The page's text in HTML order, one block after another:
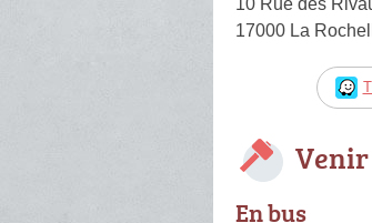
17000 La
En bus